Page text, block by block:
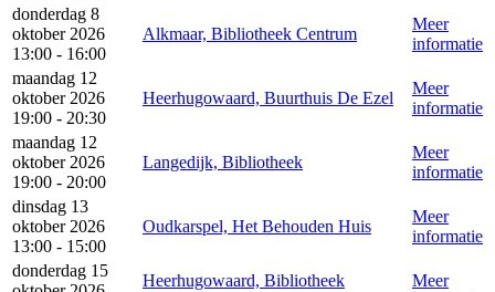
donderdag 8
oktober 2026
13:00 - 16:00
Alkmaar, Bibliotheek Centrum
Meer
informatie
maandag 12
oktober 2026
19:00 - 20:30
Heerhugowaard, Buurthuis De Ezel
Meer
informatie
maandag 12
oktober 2026
19:00 - 20:00
Langedijk, Bibliotheek
Meer
informatie
dinsdag 13
oktober 2026
13:00 - 15:00
Oudkarspel, Het Behouden Huis
Meer
informatie
donderdag 15
Heerhugowaard, Bibliotheek
Meer